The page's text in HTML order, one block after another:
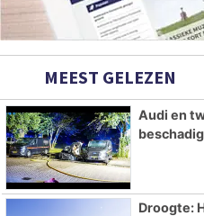
MEEST GELEZEN
Audi en
Droogte: